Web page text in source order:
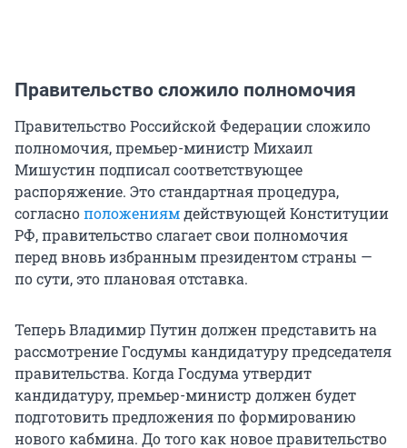
Правительство сложило полномочия
Правительство Российской Федерации сложило
полномочия, премьер-министр Михаил
Мишустин подписал соответствующее
распоряжение. Это стандартная процедура,
согласноположениямдействующей Конституции
РФ, правительство слагает свои полномочия
перед вновь избранным президентом страны —
по сути, это плановая отставка.
Теперь Владимир Путин должен представить на
рассмотрение Госдумы кандидатуру председателя
правительства. Когда Госдума утвердит
кандидатуру, премьер-министр должен будет
подготовить предложения по формированию
нового кабмина. До того как новое правительство